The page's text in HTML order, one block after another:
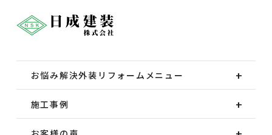
お悩み解決外装 リフォームメニュー
施工事例